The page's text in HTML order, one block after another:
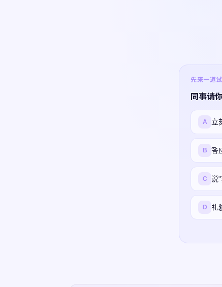
先来一道
同事请
A 立
B 答
C 说
D 礼